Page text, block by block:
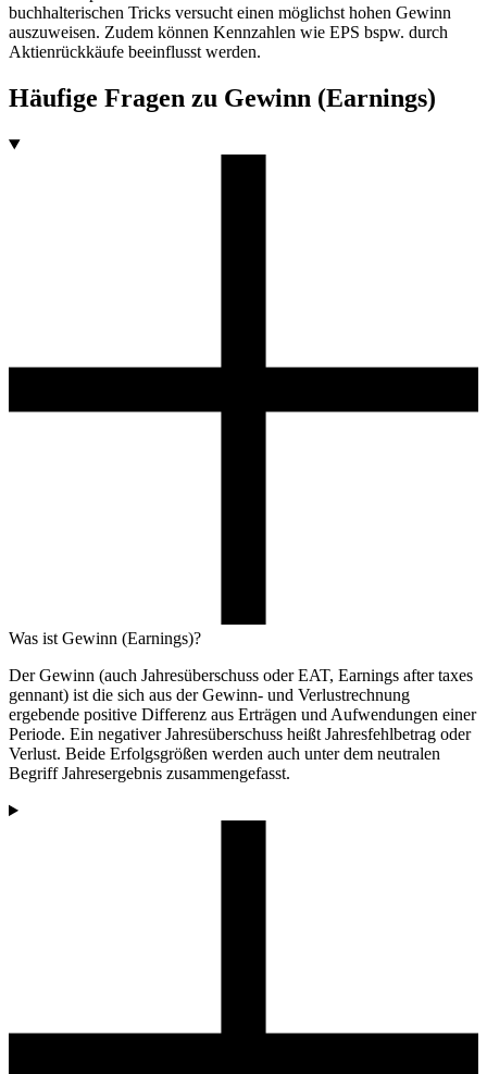
buchhalterischen Tricks versucht einen möglichst hohen Gewinn
auszuweisen. Zudem können Kennzahlen wie EPS bspw. durch
Aktienrückkäufe beeinflusst werden.
Häufige Fragen zu Gewinn (Earnings)
Was ist Gewinn (Earnings)?
Der Gewinn (auch Jahresüberschuss oder EAT, Earnings after taxes
gennant) ist die sich aus der Gewinn- und Verlustrechnung
ergebende positive Differenz aus Erträgen und Aufwendungen einer
Periode. Ein negativer Jahresüberschuss heißt Jahresfehlbetrag oder
Verlust. Beide Erfolgsgrößen werden auch unter dem neutralen
Begriff Jahresergebnis zusammengefasst.